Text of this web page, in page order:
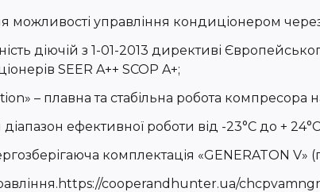
можливості управління кондиціонером
діючій з 1-01-2013 директиві
SEER A++ SCOP A+;
– плавна та стабільна робота компресора
ефективної роботи від -23°C до +
комплектація «GENERATON V»
cooperandhunter.ua/